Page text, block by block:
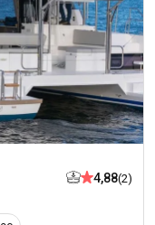
4,88(2)